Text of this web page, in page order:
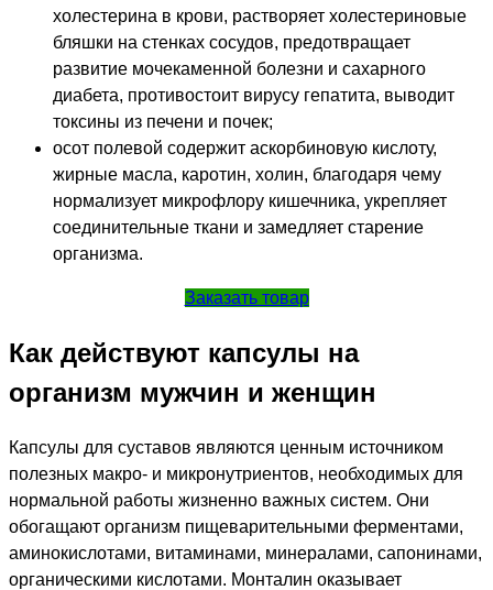
холестерина в крови, растворяет холестериновые
бляшки на стенках сосудов, предотвращает
развитие мочекаменной болезни и сахарного
диабета, противостоит вирусу гепатита, выводит
токсины из печени и почек;
осот полевой содержит аскорбиновую кислоту,
жирные масла, каротин, холин, благодаря чему
нормализует микрофлору кишечника, укрепляет
соединительные ткани и замедляет старение
организма.
Заказать товар
Как действуют капсулы на
организм мужчин и женщин
Капсулы для суставов являются ценным источником
полезных макро- и микронутриентов, необходимых для
нормальной работы жизненно важных систем. Они
обогащают организм пищеварительными ферментами,
аминокислотами, витаминами, минералами, сапонинами,
органическими кислотами. Монталин оказывает